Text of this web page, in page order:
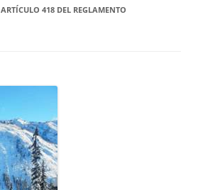
ARTÍCULO 418 DEL REGLAMENTO